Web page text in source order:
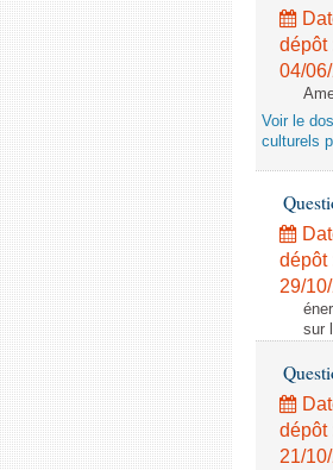
dépôt
04/
Voir le
culturels
dépôt
29/
sur
dépôt
21/